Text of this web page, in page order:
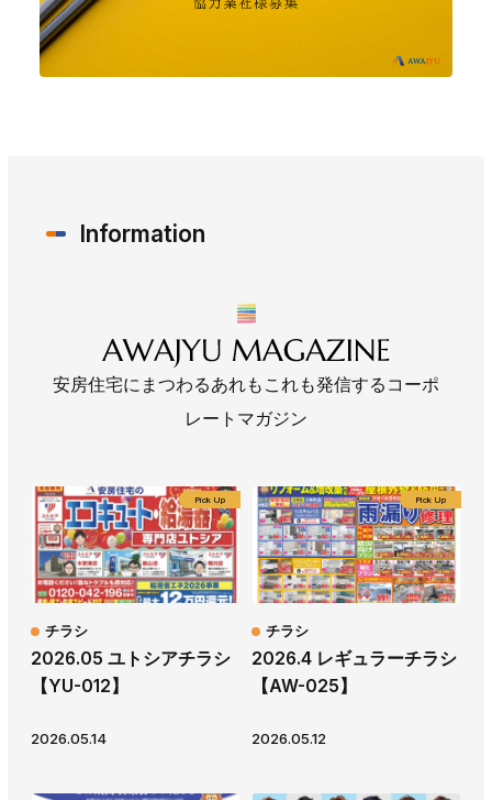
Information
安房住宅にまつわるあれもこれも発信するコーポ
レートマガジン
2026.05 ユトシアチラシ
【YU-012】
チラシ
2026.05.14
2026.4 レギュラーチラシ
【AW-025】
チラシ
2026.05.12